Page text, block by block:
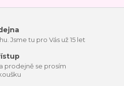
Jsme tu pro Vás už 15 let
prodejně se prosím